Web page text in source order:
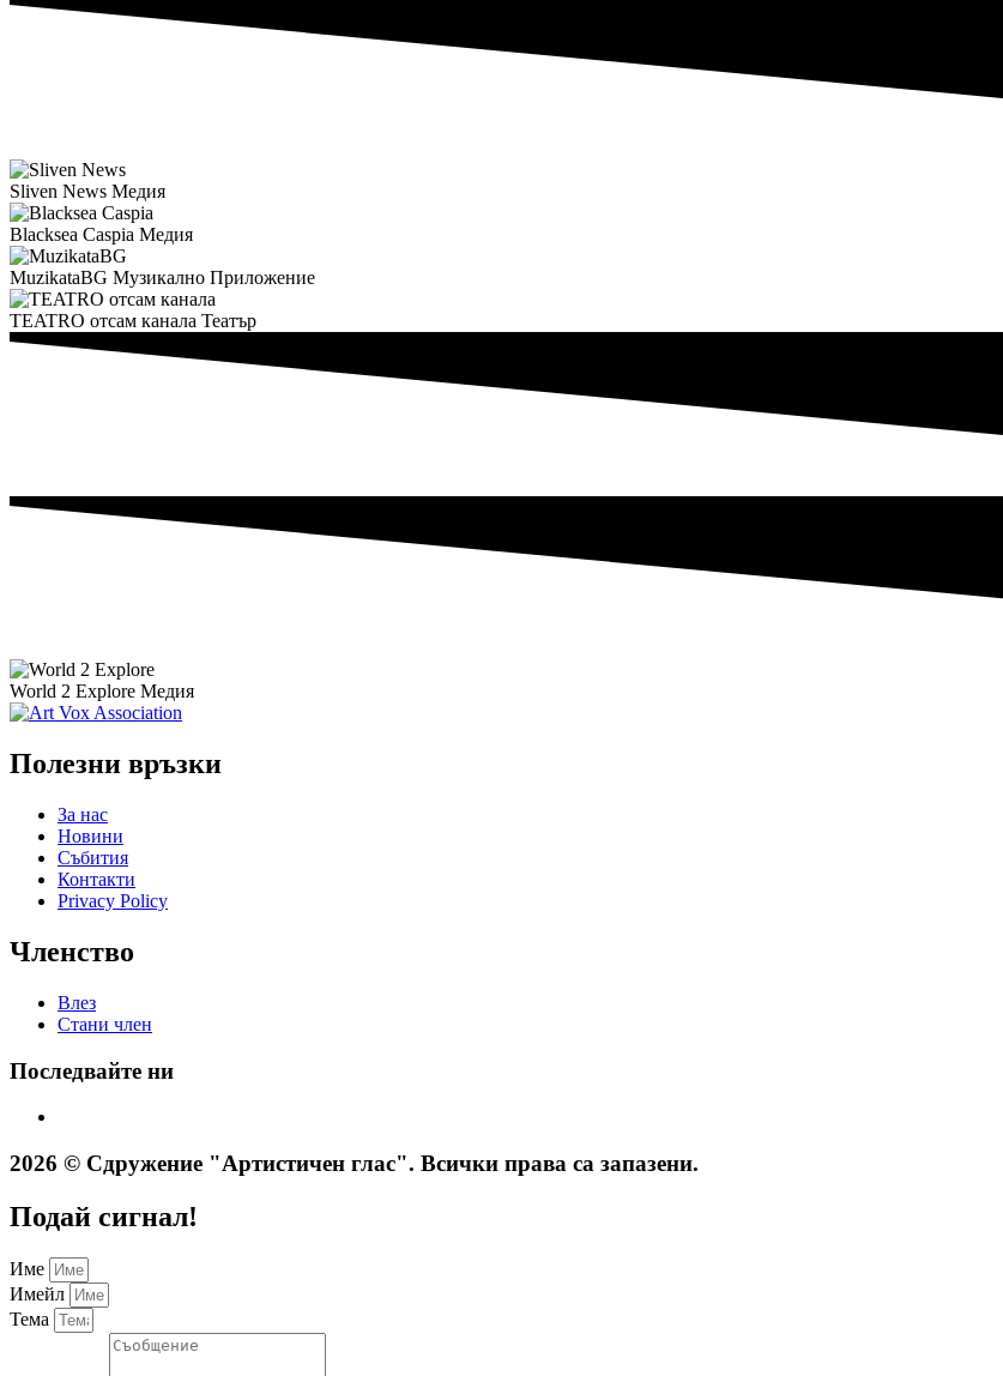
Sliven News Медия
Blacksea Caspia Медия
MuzikataBG Музикално Приложение
TEATRO отсам канала Театър
World 2 Explore Медия
Полезни връзки
За нас
Новини
Събития
Контакти
Privacy Policy
Членство
Влез
Стани член
Последвайте ни
2026 © Сдружение "Артистичен глас". Всички права са запазени.
Подай сигнал!
Име
Имейл
Тема